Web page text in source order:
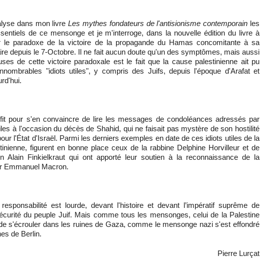
dans mon livreLes mythes fondateurs de l'antisionisme contemporain les
de ce mensonge et je m'interroge, dans la nouvelle édition du livre à
le paradoxe de la victoire de la propagande du Hamas concomitante à sa
depuis le 7-Octobre. Il ne fait aucun doute qu'un des symptômes, mais aussi
de cette victoire paradoxale est le fait que la cause palestinienne ait pu
"idiots utiles", y compris des Juifs, depuis l'époque d'Arafat et
pour s'en convaincre de lire les messages de condoléances adressés par
à l'occasion du décès de Shahid, qui ne faisait pas mystère de son hostilité
l'État d'Israël. Parmi les derniers exemples en date de ces idiots utiles de la
figurent en bonne place ceux de la rabbine Delphine Horvilleur et de
Alain Finkielkraut qui ont apporté leur soutien à la reconnaissance de la
Emmanuel Macron.
responsabilité est lourde, devant l'histoire et devant l’impératif suprême de
du peuple Juif. Mais comme tous les mensonges, celui de la Palestine
s'écrouler dans les ruines de Gaza, comme le mensonge nazi s'est effondré
de Berlin.
Pierre Lurçat